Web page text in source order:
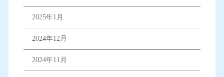
2025年1月
2024年12月
2024年11月